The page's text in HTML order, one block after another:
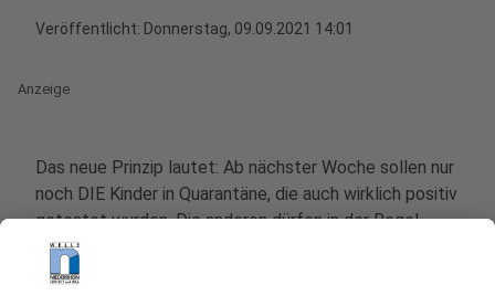
Veröffentlicht: Donnerstag, 09.09.2021 14:01
Anzeige
Das neue Prinzip lautet: Ab nächster Woche sollen nur
noch DIE Kinder in Quarantäne, die auch wirklich positiv
getestet wurden. Die anderen dürfen in der Regel
weiter in die Schule oder in die Kita. Der Teufel steckt
dabei aber noch im Detail.